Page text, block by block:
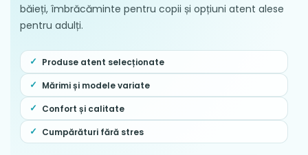
băieți, îmbrăcăminte pentru copii și opțiuni atent alese
pentru adulți.
Produse atent selecționate
Mărimi și modele variate
Confort și calitate
Cumpărături fără stres